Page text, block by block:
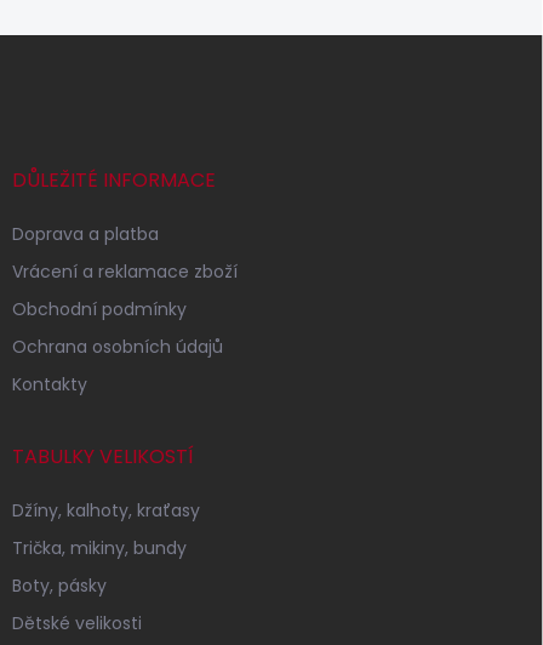
Z
DŮLEŽITÉ INFORMACE
Doprava a platba
Vrácení a reklamace zboží
Obchodní podmínky
Ochrana osobních údajů
Kontakty
TABULKY VELIKOSTÍ
Džíny, kalhoty, kraťasy
Trička, mikiny, bundy
Boty, pásky
Dětské velikosti